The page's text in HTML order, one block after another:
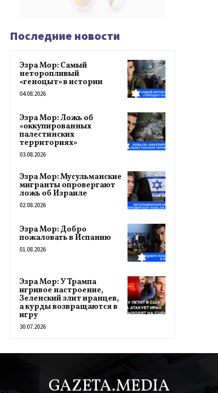
Последние новости
Эзра Мор: Самый
неторопливый
«геноцыт» в истории
04.08.2026
Эзра Мор: Ложь об
«оккупированных
палестинских
территориях»
03.08.2026
Эзра Мор: Мусульманские
мигранты опровергают
ложь об Израиле
02.08.2026
Эзра Мор: Добро
пожаловать в Испанию
01.08.2026
Эзра Мор: У Трампа
игривое настроение,
Зеленский злит иранцев,
а курды возвращаются в
игру
30.07.2026
GAZETA.MEDIA